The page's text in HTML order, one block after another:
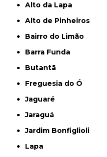
Alto da Lapa
Alto de Pinheiros
Bairro do Limão
Barra Funda
Butantã
Freguesia do Ó
Jaguaré
Jaraguá
Jardim Bonfiglioli
Lapa